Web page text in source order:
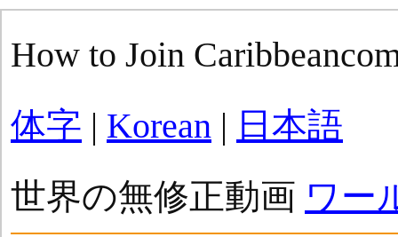
How to Join
体字 | Korean | 日本語
世界の無修正動画 ワー